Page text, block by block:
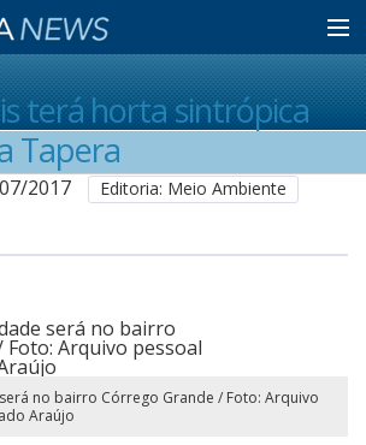
terá horta sintrópica
Tapera
2017
Editoria: Meio Ambiente
no bairro Córrego Grande / Foto: Arquivo
Araújo